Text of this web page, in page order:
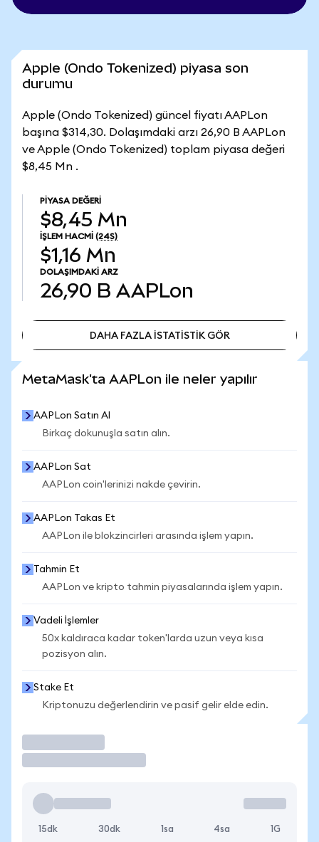
Apple (Ondo Tokenized) piyasa son
durumu
Apple (Ondo Tokenized) güncel fiyatı AAPLon
başına $314,30. Dolaşımdaki arzı 26,90 B AAPLon
ve Apple (Ondo Tokenized) toplam piyasa değeri
$8,45 Mn .
PIYASA DEĞERI
$8,45 Mn
İŞLEM HACMI (24S)
$1,16 Mn
DOLAŞIMDAKI ARZ
26,90 B AAPLon
DAHA FAZLA İSTATİSTİK GÖR
MetaMask'ta AAPLon ile neler yapılır
AAPLon Satın Al
Birkaç dokunuşla satın alın.
AAPLon Sat
AAPLon coin'lerinizi nakde çevirin.
AAPLon Takas Et
AAPLon ile blokzincirleri arasında işlem yapın.
Tahmin Et
AAPLon ve kripto tahmin piyasalarında işlem yapın.
Vadeli İşlemler
50x kaldıraca kadar token'larda uzun veya kısa
pozisyon alın.
Stake Et
Kriptonuzu değerlendirin ve pasif gelir elde edin.
15dk 30dk 1sa 4sa 1G